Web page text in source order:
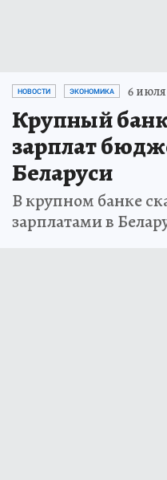
НОВОСТИ ЭКОНОМИКА 6 июля
Крупный банк
зарплат
Беларуси
В крупном банке
зарплатами в